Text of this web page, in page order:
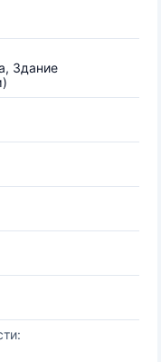
Здание